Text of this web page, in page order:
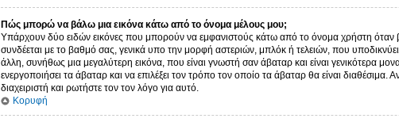
Πώς μπορώ να βάλω μια εικόνα κάτω από το όνομα μέλους μου;
Υπάρχουν δύο ειδών εικόνες που μπορούν να εμφανιστούς κάτω από το όνομα χρήστη όταν
συνδέεται με το βαθμό σας, γενικά υπο την μορφή αστεριών, μπλόκ ή τελειών, που
άλλη, συνήθως μια μεγαλύτερη εικόνα, που είναι γνωστή σαν άβαταρ και είναι γενικότερα
ενεργοποιήσει τα άβαταρ και να επιλέξει τον τρόπο τον οποίο τα άβαταρ θα είναι
διαχειριστή και ρωτήστε τον τον λόγο για αυτό.
Κορυφή